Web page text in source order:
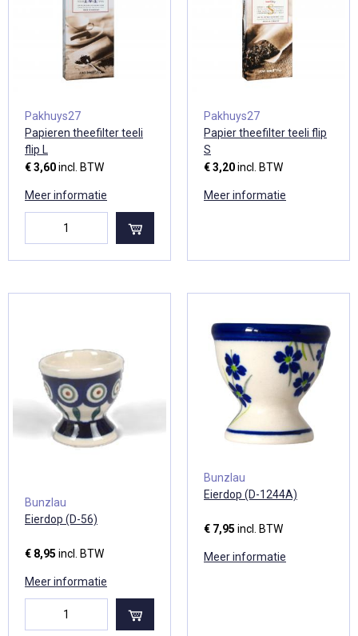
Pakhuys27
Papieren theefilter teeli
flip L
€ 3,60incl. BTW
Meer informatie
Pakhuys27
Papier theefilter teeli flip
S
€ 3,20incl. BTW
Meer informatie
Bunzlau
Eierdop (D-56)
€ 8,95 incl. BTW
Meer informatie
Bunzlau
Eierdop (D-1244A)
€ 7,95 incl. BTW
Meer informatie